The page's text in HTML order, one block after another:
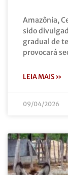
Amazônia,
sido
gradual de
provocará
LEIA MAIS »
09/04/2026